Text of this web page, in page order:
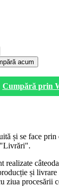
acum
Cumpără prin
și se face
"Livrări".
realizate
și
ziua procesării